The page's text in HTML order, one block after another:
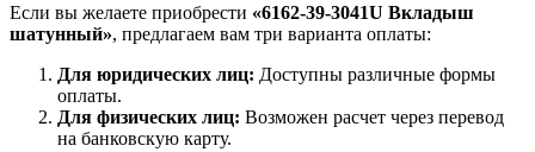
Если вы желаете приобрести «6162-39-3041U Вкладыш
шатунный», предлагаем вам три варианта оплаты:
Для юридических лиц: Доступны различные формы
оплаты.
Для физических лиц: Возможен расчет через перевод
на банковскую карту.